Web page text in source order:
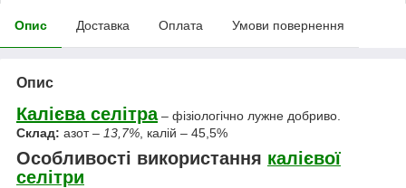
Опис Доставка Оплата Умови повернення
Опис
Калієва селітра– фізіологічно лужне добриво.
Склад: азот – 13,7% , калій – 45,5%
Особливості використання калієвої
селітри